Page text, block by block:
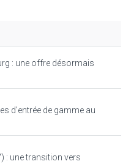
: une offre désormais
d'entrée de gamme au
: une transition vers